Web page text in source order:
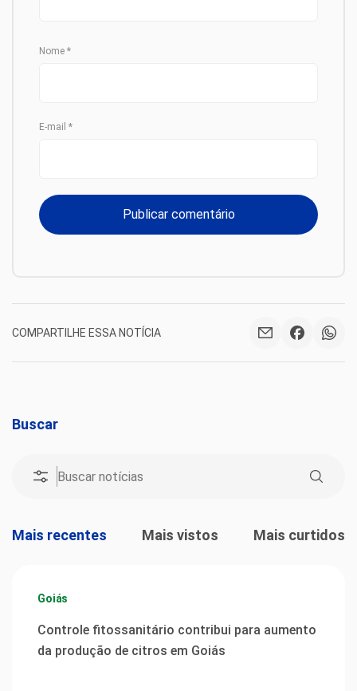
Nome *
E-mail *
COMPARTILHE ESSA NOTÍCIA
Buscar
Mais recentes Mais vistos Mais curtidos
Goiás
Controle fitossanitário contribui para aumento
da produção de citros em Goiás